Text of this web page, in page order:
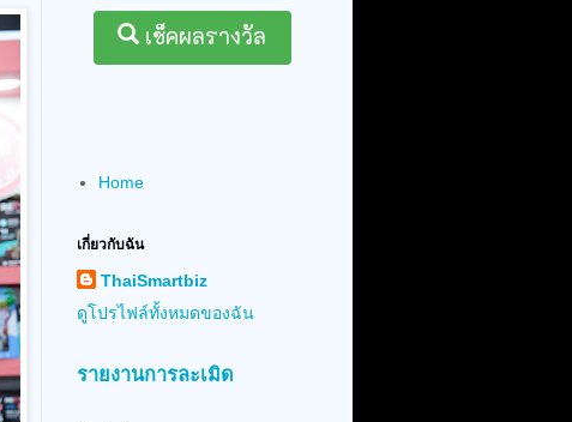
Home
เกี่ยวกับฉัน
ThaiSmartbiz
ดูโปรไฟล์ทั้งหมดของฉัน
รายงานการละเมิด